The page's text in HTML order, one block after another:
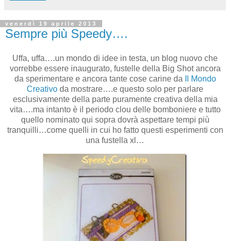
venerdì 19 aprile 2013
Sempre più Speedy….
Uffa, uffa….un mondo di idee in testa, un blog nuovo che
vorrebbe essere inaugurato, fustelle della Big Shot ancora
da sperimentare e ancora tante cose carine da
Il Mondo
Creativo da mostrare….e questo solo per parlare
esclusivamente della parte puramente creativa della mia
vita….ma intanto è il periodo clou delle bomboniere e tutto
quello nominato qui sopra dovrà aspettare tempi più
tranquilli…come quelli in cui ho fatto questi esperimenti con
una fustella xl…